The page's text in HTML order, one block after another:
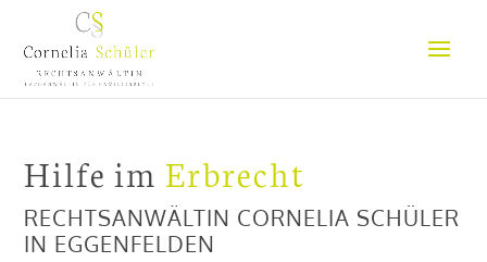
Hilfe imErbrecht
RECHTSANWÄLTIN CORNELIA SCHÜLER
IN EGGENFELDEN